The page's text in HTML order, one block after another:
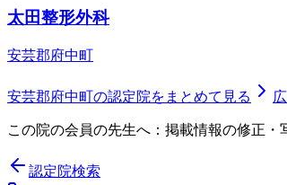
太田整形外科
安芸郡府中町
安芸郡府中町の認定院をまとめて見る
この院の会員の先生へ：掲載情報の修正・
認定院検索